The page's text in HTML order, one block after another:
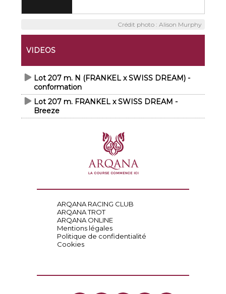
Crédit photo : Alison Murphy
VIDEOS
Lot 207 m. N (FRANKEL x SWISS DREAM) -
conformation
Lot 207 m. FRANKEL x SWISS DREAM -
Breeze
ARQANA RACING CLUB
ARQANA TROT
ARQANA ONLINE
Mentions légales
Politique de confidentialité
Cookies